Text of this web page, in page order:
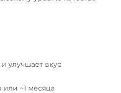
улучшает вкус
или ~1 месяца